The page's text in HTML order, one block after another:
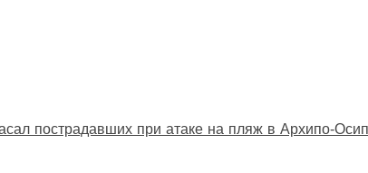
пострадавших при атаке на пляж в